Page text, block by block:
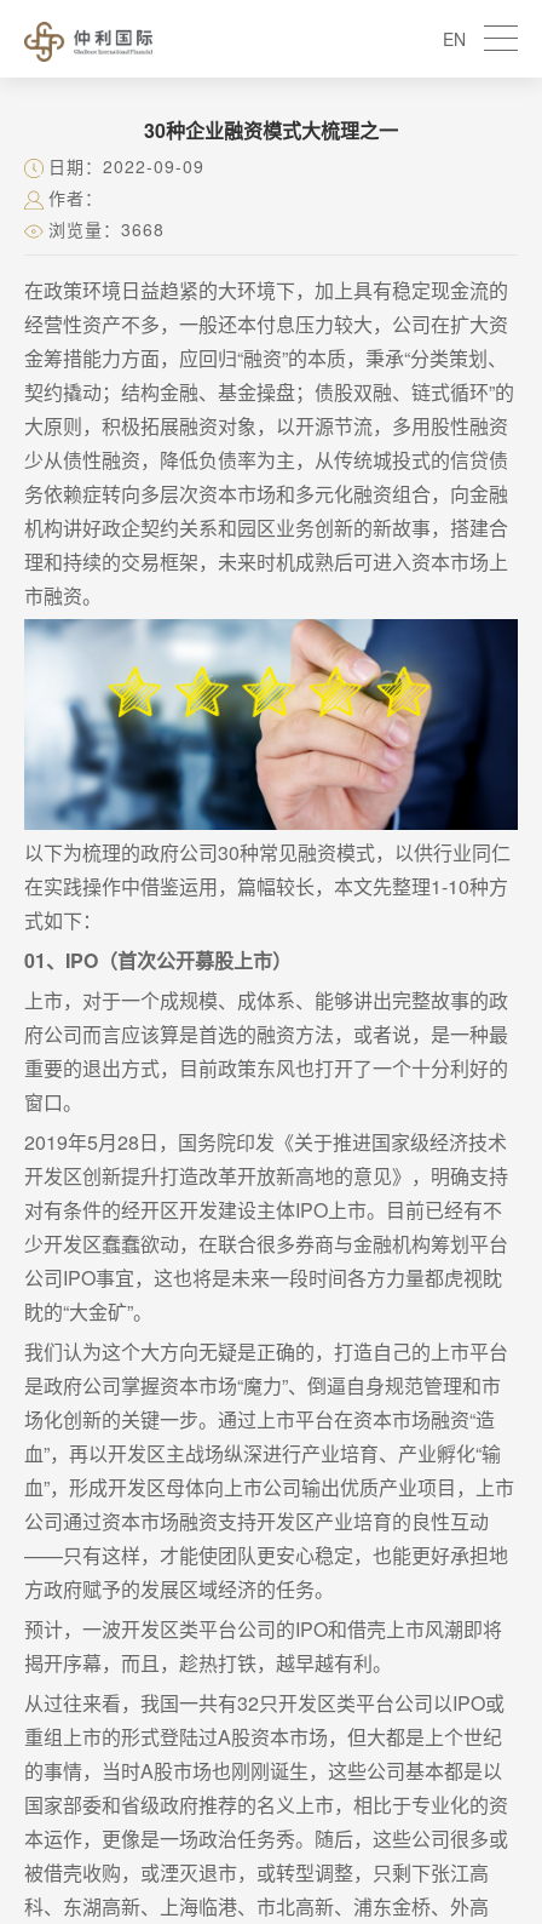
EN
30种企业融资模式大梳理之一
日期：2022-09-09
作者：
浏览量：3668
在政策环境日益趋紧的大环境下，加上具有稳定现金流的
经营性资产不多，一般还本付息压力较大，公司在扩大资
金筹措能力方面，应回归“融资”的本质，秉承“分类策划、
契约撬动；结构金融、基金操盘；债股双融、链式循环”的
大原则，积极拓展融资对象，以开源节流，多用股性融资
少从债性融资，降低负债率为主，从传统城投式的信贷债
务依赖症转向多层次资本市场和多元化融资组合，向金融
机构讲好政企契约关系和园区业务创新的新故事，搭建合
理和持续的交易框架，未来时机成熟后可进入资本市场上
市融资。
以下为梳理的政府公司30种常见融资模式，以供行业同仁
在实践操作中借鉴运用，篇幅较长，本文先整理1-10种方
式如下：
01、IPO（首次公开募股上市）
上市，对于一个成规模、成体系、能够讲出完整故事的政
府公司而言应该算是首选的融资方法，或者说，是一种最
重要的退出方式，目前政策东风也打开了一个十分利好的
窗口。
2019年5月28日，国务院印发《关于推进国家级经济技术
开发区创新提升打造改革开放新高地的意见》，明确支持
对有条件的经开区开发建设主体IPO上市。目前已经有不
少开发区蠢蠢欲动，在联合很多券商与金融机构筹划平台
公司IPO事宜，这也将是未来一段时间各方力量都虎视眈
眈的“大金矿”。
我们认为这个大方向无疑是正确的，打造自己的上市平台
是政府公司掌握资本市场“魔力”、倒逼自身规范管理和市
场化创新的关键一步。通过上市平台在资本市场融资“造
血”，再以开发区主战场纵深进行产业培育、产业孵化“输
血”，形成开发区母体向上市公司输出优质产业项目，上市
公司通过资本市场融资支持开发区产业培育的良性互动
——只有这样，才能使团队更安心稳定，也能更好承担地
方政府赋予的发展区域经济的任务。
预计，一波开发区类平台公司的IPO和借壳上市风潮即将
揭开序幕，而且，趁热打铁，越早越有利。
从过往来看，我国一共有32只开发区类平台公司以IPO或
重组上市的形式登陆过A股资本市场，但大都是上个世纪
的事情，当时A股市场也刚刚诞生，这些公司基本都是以
国家部委和省级政府推荐的名义上市，相比于专业化的资
本运作，更像是一场政治任务秀。随后，这些公司很多或
被借壳收购，或湮灭退市，或转型调整，只剩下张江高
科、东湖高新、上海临港、市北高新、浦东金桥、外高